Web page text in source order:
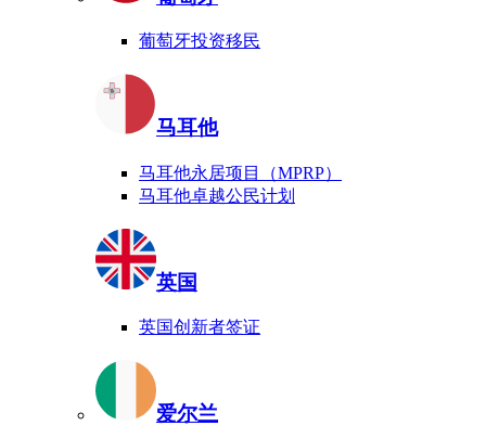
葡萄牙投资移民
马耳他
马耳他永居项目（MPRP）
马耳他卓越公民计划
英国
英国创新者签证
爱尔兰